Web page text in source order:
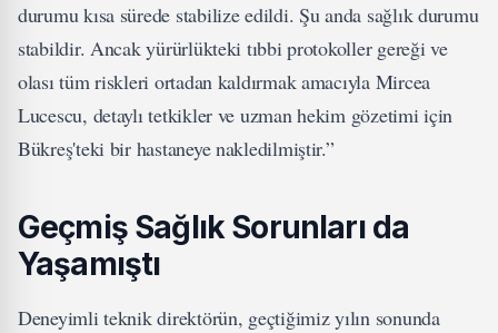
durumu kısa sürede stabilize edildi. Şu anda sağlık durumu
stabildir. Ancak yürürlükteki tıbbi protokoller gereği ve
olası tüm riskleri ortadan kaldırmak amacıyla Mircea
Lucescu, detaylı tetkikler ve uzman hekim gözetimi için
Bükreş'teki bir hastaneye nakledilmiştir.”
Geçmiş Sağlık Sorunları da
Yaşamıştı
Deneyimli teknik direktörün, geçtiğimiz yılın sonunda